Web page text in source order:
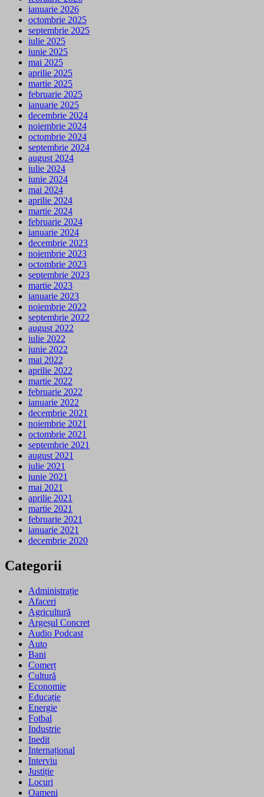
ianuarie 2026
octombrie 2025
septembrie 2025
iulie 2025
iunie 2025
mai 2025
aprilie 2025
martie 2025
februarie 2025
ianuarie 2025
decembrie 2024
noiembrie 2024
octombrie 2024
septembrie 2024
august 2024
iulie 2024
iunie 2024
mai 2024
aprilie 2024
martie 2024
februarie 2024
ianuarie 2024
decembrie 2023
noiembrie 2023
octombrie 2023
septembrie 2023
martie 2023
ianuarie 2023
noiembrie 2022
septembrie 2022
august 2022
iulie 2022
iunie 2022
mai 2022
aprilie 2022
martie 2022
februarie 2022
ianuarie 2022
decembrie 2021
noiembrie 2021
octombrie 2021
septembrie 2021
august 2021
iulie 2021
iunie 2021
mai 2021
aprilie 2021
martie 2021
februarie 2021
ianuarie 2021
decembrie 2020
Categorii
Administrație
Afaceri
Agricultură
Argeșul Concret
Audio Podcast
Auto
Bani
Comerț
Cultură
Economie
Educație
Energie
Fotbal
Industrie
Inedit
Internațional
Interviu
Justiție
Locuri
Oameni